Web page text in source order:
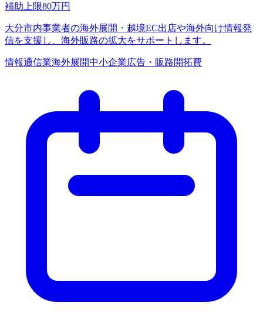
補助上限80万円
大分市内事業者の海外展開・越境EC出店や海外向け情報発
信を支援し、海外販路の拡大をサポートします。
情報通信業海外展開中小企業広告・販路開拓費